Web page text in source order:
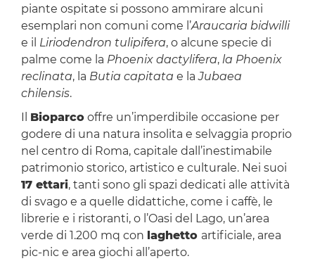
piante ospitate si possono ammirare alcuni
esemplari non comuni come l’Araucaria bidwilli
e il Liriodendron tulipifera, o alcune specie di
palme come la Phoenix dactylifera, la Phoenix
reclinata, la Butia capitata e laJubaea
chilensis.
Bioparcooffre un’imperdibile occasione per
godere di una natura insolita e selvaggia proprio
nel centro di Roma, capitale dall’inestimabile
patrimonio storico, artistico e culturale. Nei suoi
17 ettari, tanti sono gli spazi dedicati alle attività
di svago e a quelle didattiche, come i caffè, le
librerie e i ristoranti, o l’Oasi del Lago, un’area
verde di 1.200 mq con laghetto artificiale, area
pic-nic e area giochi all’aperto.